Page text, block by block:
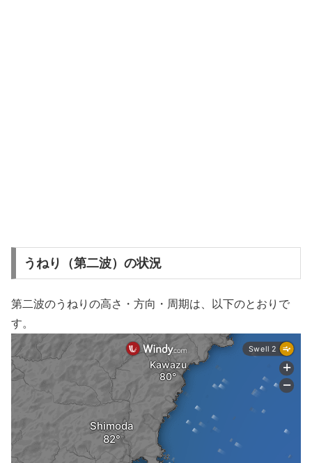
うねり（第二波）の状況
第二波のうねりの高さ・方向・周期は、以下のとおりで
す。